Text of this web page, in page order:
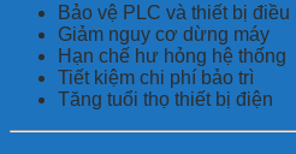
Bảo vệ PLC và thiết bị điều
Giảm nguy cơ dừng máy
Hạn chế hư hỏng hệ thống
Tiết kiệm chi phí bảo trì
Tăng tuổi thọ thiết bị điện